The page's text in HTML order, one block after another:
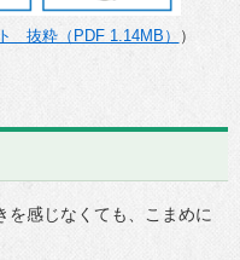
抜粋（PDF 1.14MB） ）
を感じなくても、こまめに